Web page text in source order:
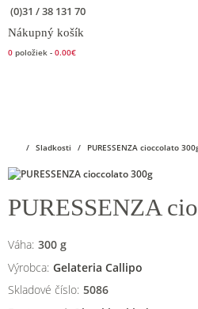
(0)31 / 38 131 70
Nákupný košík
0 položiek - 0.00€
Sladkosti PURESSENZA cioccolato
PURESSENZA
Váha: 300 g
Výrobca: Gelateria Callipo
Skladové číslo: 5086